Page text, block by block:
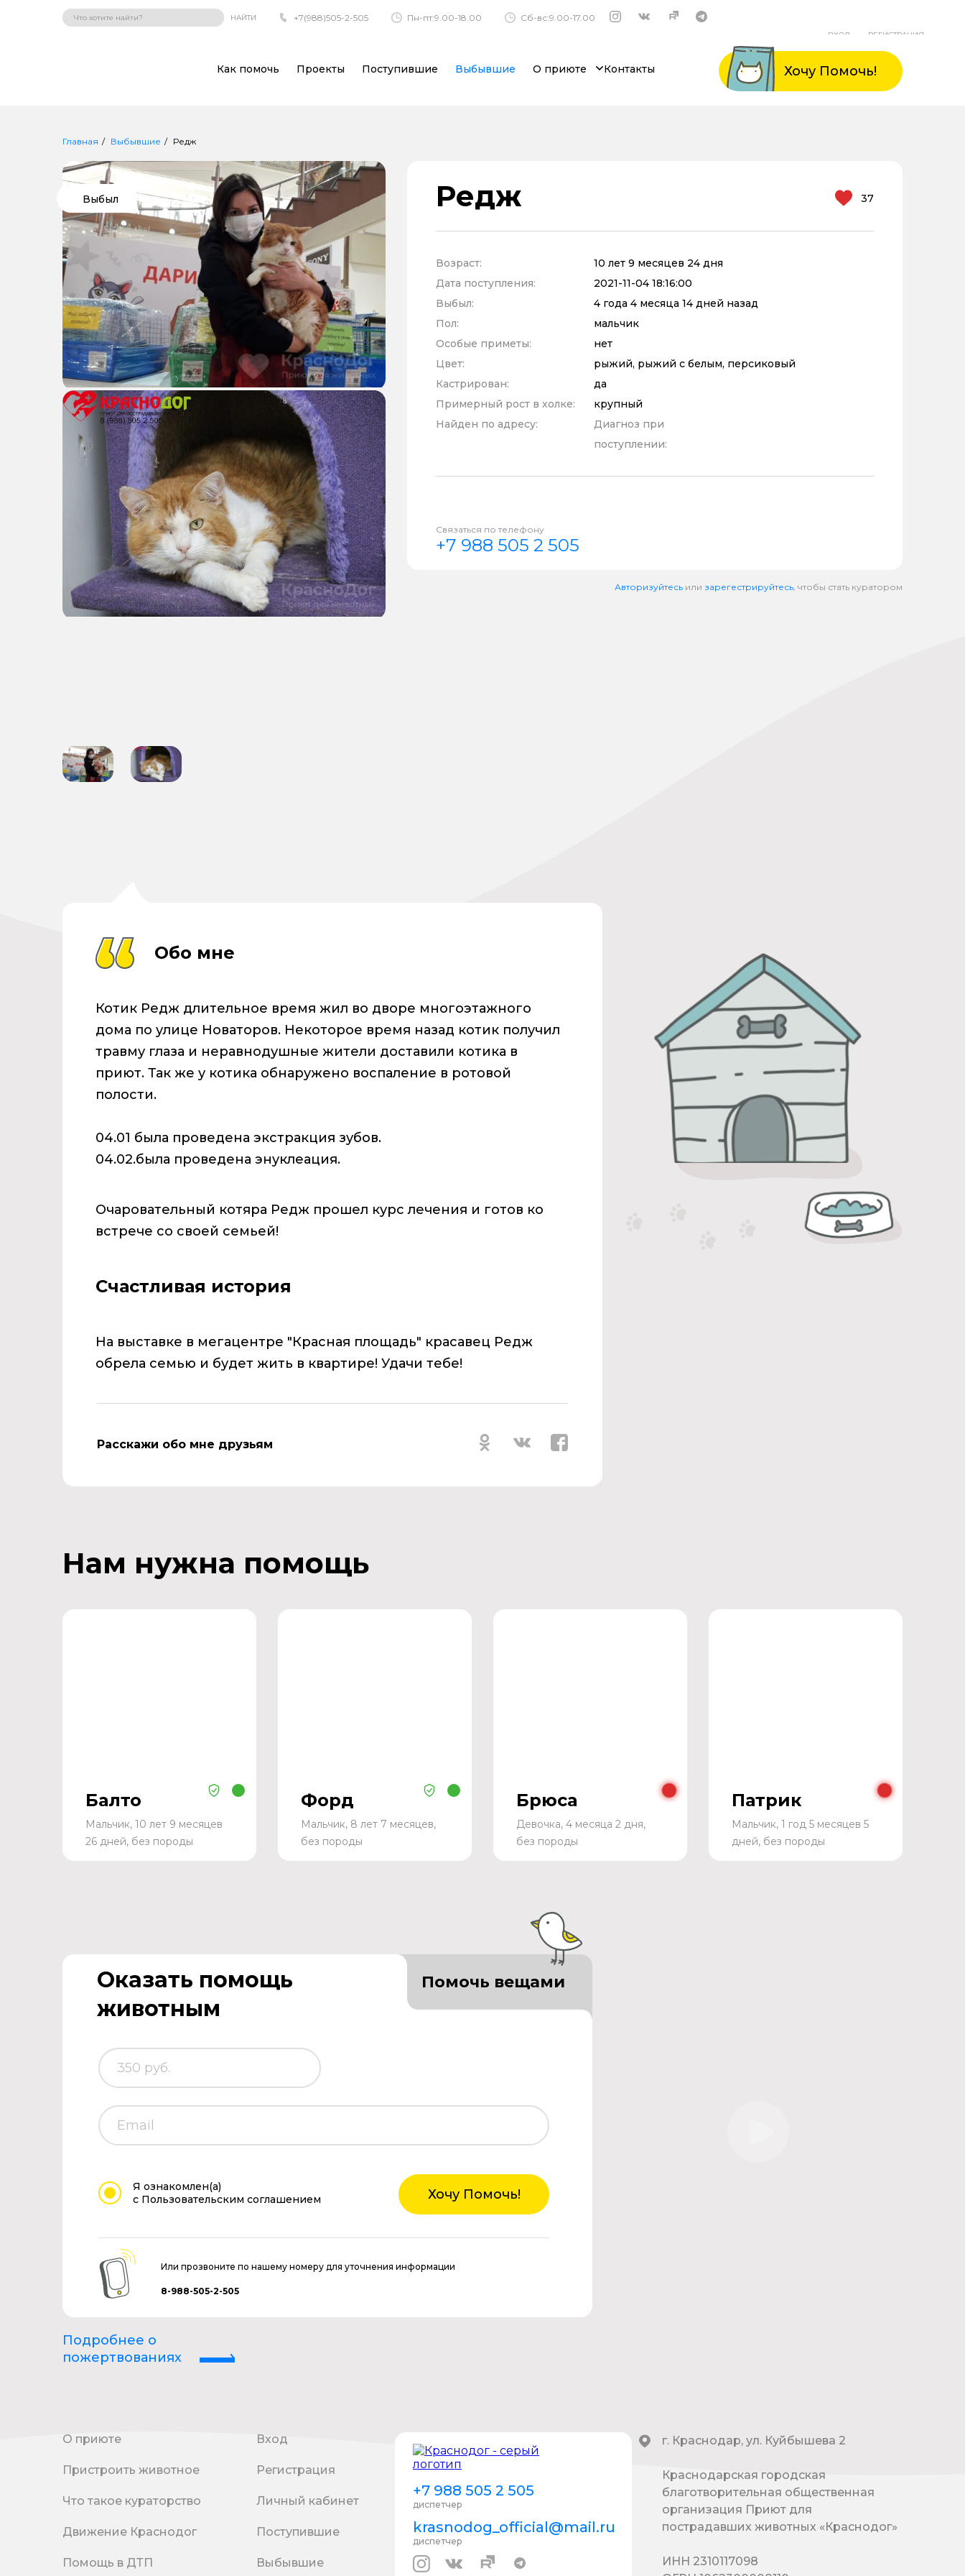
НАЙТИ +7(988)505-2-505 Пн-пт:9.00-18.00 Сб-вс:9.00-17.00
ВХОД РЕГИСТРАЦИЯ
Как помочь Проекты Поступившие Выбывшие О приюте Контакты Хочу Помочь!
Главная Выбывшие Редж
Выбыл Редж 37
Возраст:
10 лет 9 месяцев 24 дня
Дата поступления:
2021-11-04 18:16:00
Выбыл:
4 года 4 месяца 14 дней назад
Пол:
мальчик
Особые приметы:
нет
Цвет:
рыжий, рыжий с белым, персиковый
Кастрирован:
да
Примерный рост в холке:
крупный
Найден по адресу:
Диагноз при
поступлении:
Связаться по телефону
+7 988 505 2 505
Авторизуйтесь или зарегестрируйтесь, чтобы стать куратором
Обо мне
Котик Редж длительное время жил во дворе многоэтажного
дома по улице Новаторов. Некоторое время назад котик получил
травму глаза и неравнодушные жители доставили котика в
приют. Так же у котика обнаружено воспаление в ротовой
полости.
04.01 была проведена экстракция зубов.
04.02.была проведена энуклеация.
Очаровательный котяра Редж прошел курс лечения и готов ко
встрече со своей семьей!
Счастливая история
На выставке в мегацентре "Красная площадь" красавец Редж
обрела семью и будет жить в квартире! Удачи тебе!
Расскажи обо мне друзьям
Нам нужна помощь
Балто
Мальчик, 10 лет 9 месяцев
26 дней, без породы
Форд
Мальчик, 8 лет 7 месяцев,
без породы
Брюса
Девочка, 4 месяца 2 дня,
без породы
Патрик
Мальчик, 1 год 5 месяцев 5
дней, без породы
Оказать помощь
животным
Помочь вещами
Я ознакомлен(а)
с Пользовательским соглашением
Хочу Помочь!
Или прозвоните по нашему номеру для уточнения информации
8-988-505-2-505
Подробнее о
пожертвованиях
О приюте
Пристроить животное
Что такое кураторство
Движение Краснодог
Помощь в ДТП
Вход
Регистрация
Личный кабинет
Поступившие
Выбывшие
+7 988 505 2 505
диспетчер
krasnodog_official@mail.ru
диспетчер
г. Краснодар, ул. Куйбышева 2
Краснодарская городская
благотворительная общественная
организация Приют для
пострадавших животных «Краснодог»
ИНН 2310117098